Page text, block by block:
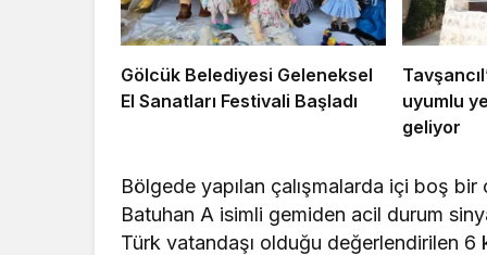
Gölcük Belediyesi Geleneksel
El Sanatları Festivali Başladı
uyumlu
geliyor
Bölgede yapılan çalışmalarda içi boş
Batuhan A isimli gemiden acil durum
Türk vatandaşı olduğu değerlendirilen 6